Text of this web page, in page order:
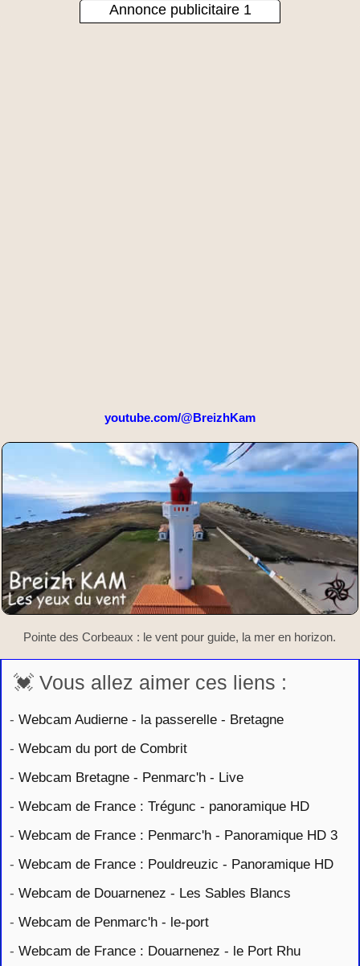
Annonce publicitaire 1
youtube.com/@BreizhKam
Pointe des Corbeaux : le vent pour guide, la mer en horizon.
💓 Vous allez aimer ces liens :
- Webcam Audierne - la passerelle - Bretagne
- Webcam du port de Combrit
- Webcam Bretagne - Penmarc'h - Live
- Webcam de France : Trégunc - panoramique HD
- Webcam de France : Penmarc'h - Panoramique HD 3
- Webcam de France : Pouldreuzic - Panoramique HD
- Webcam de Douarnenez - Les Sables Blancs
- Webcam de Penmarc'h - le-port
- Webcam de France : Douarnenez - le Port Rhu